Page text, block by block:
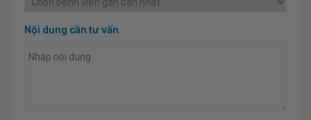
Nội dung cần tư vấn